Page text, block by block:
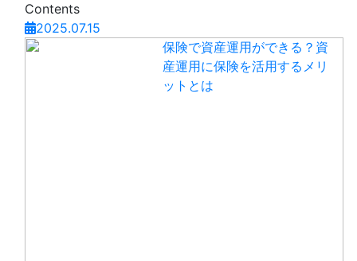
Contents
2025.07.15
保険で資産運用ができる？資
産運用に保険を活用するメリ
ットとは